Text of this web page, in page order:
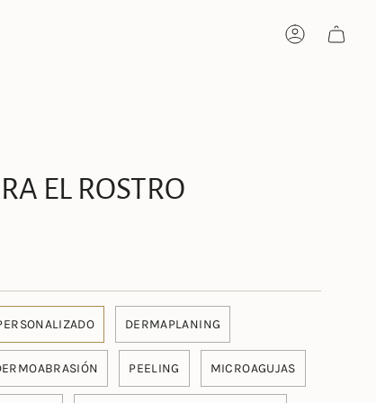
Account
EL ROSTRO
DERMAPLANING
PEELING MICROAGUJAS